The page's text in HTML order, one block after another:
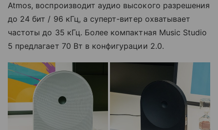
Atmos, воспроизводит аудио высокого разрешения
до 24 бит / 96 кГц, а суперт-витер охватывает
частоты до 35 кГц. Более компактная Music Studio
5 предлагает 70 Вт в конфигурации 2.0.